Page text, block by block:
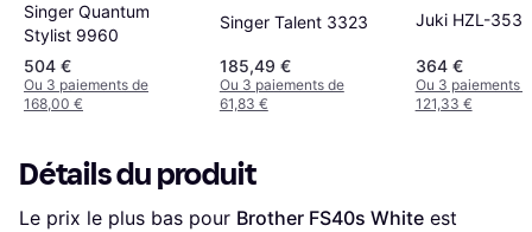
Singer Quantum
Stylist 9960
504 €
Ou 3 paiements de
168,00 €
Singer Talent 3323
185,49 €
Ou 3 paiements de
61,83 €
Juki HZL-
364 €
Ou 3 paiements
121,33 €
Détails du produit
Le prix le plus bas pour Brother FS40s White